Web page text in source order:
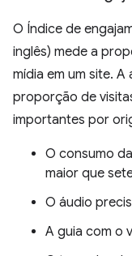
O Índice de
inglês) mede a
mídia em um site.
proporção de
importantes por
O consumo
maior que
O áudio
A guia com o